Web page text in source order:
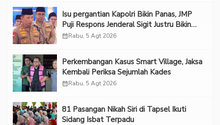
Isu pergantian Kapolri Bikin Panas, JMP
Puji Respons Jenderal Sigit Justru Bikin
“Adem”
calendar_monthRabu, 5 Agt 2026
Perkembangan Kasus Smart Village, Jaksa
Kembali Periksa Sejumlah Kades
calendar_monthRabu, 5 Agt 2026
81 Pasangan Nikah Siri di Tapsel Ikuti
Sidang Isbat Terpadu